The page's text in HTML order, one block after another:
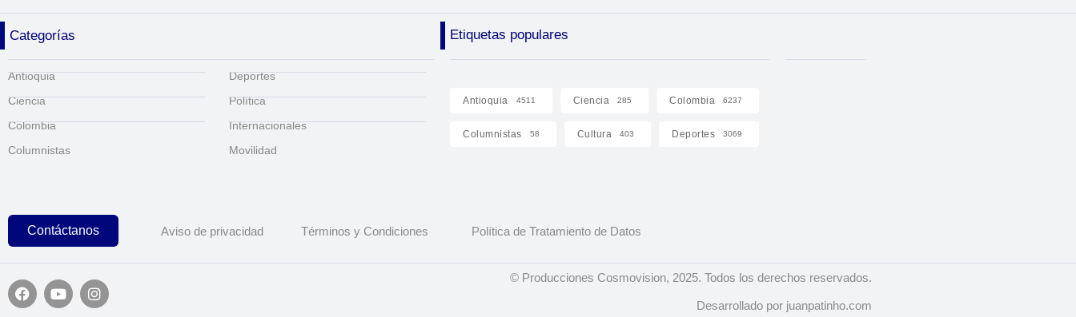
Categorías Etiquetas populares
Antioquia
Ciencia
Colombia
Columnistas
Deportes
Política
Internacionales
Movilidad
Antioquia 4511 Ciencia 285 Colombia 6237
Columnistas 58 Cultura 403 Deportes 3069
Contáctanos Aviso de privacidad Términos y Condiciones Política de Tratamiento de Datos
© Producciones Cosmovision, 2025. Todos los derechos reservados.
Desarrollado por juanpatinho.com